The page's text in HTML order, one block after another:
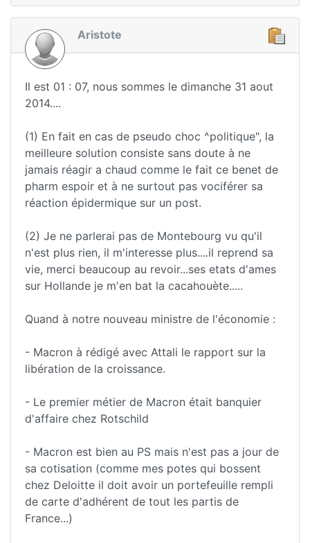
Aristote
Il est 01 : 07, nous sommes le dimanche 31 aout
2014....
(1) En fait en cas de pseudo choc ^politique", la
meilleure solution consiste sans doute à ne
jamais réagir a chaud comme le fait ce benet de
pharm espoir et à ne surtout pas vociférer sa
réaction épidermique sur un post.
(2) Je ne parlerai pas de Montebourg vu qu'il
n'est plus rien, il m'interesse plus....il reprend sa
vie, merci beaucoup au revoir...ses etats d'ames
sur Hollande je m'en bat la cacahouète.....
Quand à notre nouveau ministre de l'économie :
- Macron à rédigé avec Attali le rapport sur la
libération de la croissance.
- Le premier métier de Macron était banquier
d'affaire chez Rotschild
- Macron est bien au PS mais n'est pas a jour de
sa cotisation (comme mes potes qui bossent
chez Deloitte il doit avoir un portefeuille rempli
de carte d'adhérent de tout les partis de
France...)